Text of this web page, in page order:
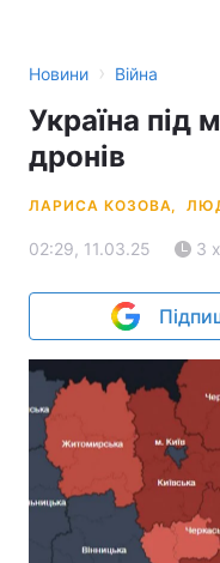
Новини › Війна
Україна під
дронів
ЛАРИСА КОЗОВА,
02:29, 11.03.25 3